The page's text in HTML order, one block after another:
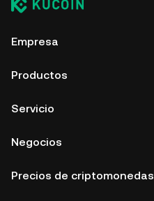
Empresa
Productos
Servicio
Negocios
Precios de criptomonedas